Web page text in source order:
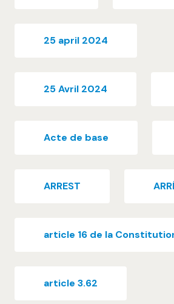
25 april 2024
25 Avril 2024
Acte de base
ARREST
article 16 de la
article 3.62